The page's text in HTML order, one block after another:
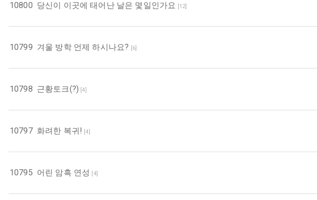
10800 당신이 이곳에 태어난 날은 몇일인가요 [12]
10799 겨울 방학 언제 하시나요? [6]
10798 근황토크(?) [4]
10797 화려한 복귀! [4]
10795 어린 암흑 연성 [4]